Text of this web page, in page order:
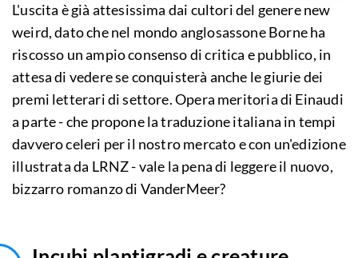
L'uscita è già attesissima dai cultori del genere new
weird, dato che nel mondo anglosassone Borne ha
riscosso un ampio consenso di critica e pubblico, in
attesa di vedere se conquisterà anche le giurie dei
premi letterari di settore. Opera meritoria di Einaudi
a parte - che propone la traduzione italiana in tempi
davvero celeri per il nostro mercato e con un'edizione
illustrata da LRNZ - vale la pena di leggere il nuovo,
bizzarro romanzo di VanderMeer?